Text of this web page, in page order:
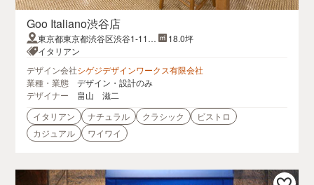
Goo Italiano渋谷店
東京都東京都渋谷区渋谷1-11-3
第一小山ビル1F
18.0坪
イタリアン
デザイン会社シゲジデザインワークス有限会社
業種・業態
デザイン・設計のみ
デザイナー
畠山 滋二
イタリアン
ナチュラル クラシック
ビストロ
カジュアル
ワイワイ